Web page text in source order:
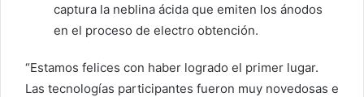
captura la neblina ácida que emiten los ánodos
en el proceso de electro obtención.
“Estamos felices con haber logrado el primer lugar.
Las tecnologías participantes fueron muy novedosas e